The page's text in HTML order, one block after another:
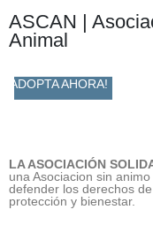
ASCAN |
Animal
ADOPTA AHORA!
LA ASOCIACIÓN
una Asociacion sin
defender los derechos
protección y bienestar.